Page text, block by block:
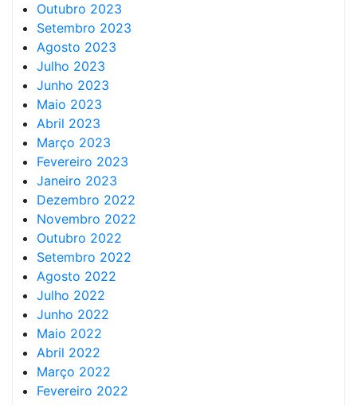
Outubro 2023
Setembro 2023
Agosto 2023
Julho 2023
Junho 2023
Maio 2023
Abril 2023
Março 2023
Fevereiro 2023
Janeiro 2023
Dezembro 2022
Novembro 2022
Outubro 2022
Setembro 2022
Agosto 2022
Julho 2022
Junho 2022
Maio 2022
Abril 2022
Março 2022
Fevereiro 2022